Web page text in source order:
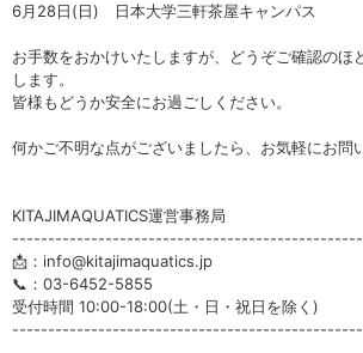
6月28日(日) 日本大学三軒茶屋キャンパス
お手数をおかけいたしますが、どうぞご確認のほ
します。
皆様もどうか安全にお過ごしください。
何かご不明な点がございましたら、お気軽にお問
KITAJIMAQUATICS運営事務局
📩：info@kitajimaquatics.jp
📞：03-6452-5855
受付時間 10:00-18:00(土・日・祝日を除く)